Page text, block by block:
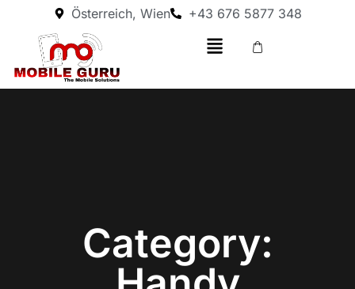
Österreich, Wien +43 676 5877 348
Category: